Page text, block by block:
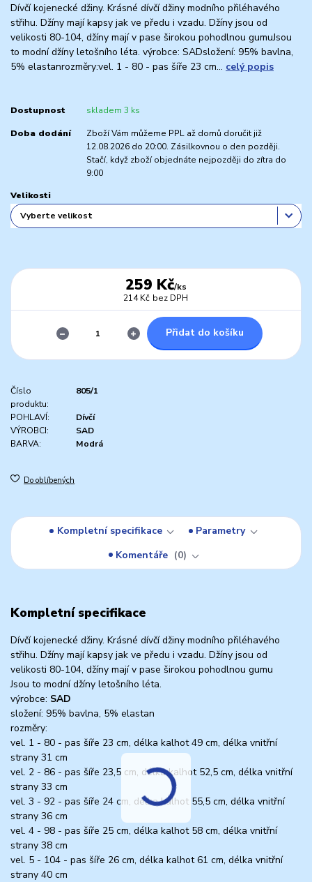
Dívčí kojenecké džiny. Krásné dívčí džiny modního přiléhavého
střihu. Džíny mají kapsy jak ve předu i vzadu. Džíny jsou od
velikosti 80-104, džíny mají v pase širokou pohodlnou gumuJsou
to modní džíny letošního léta. výrobce: SADsložení: 95% bavlna,
5% elastanrozměry:vel. 1 - 80 - pas šíře 23 cm... celý popis
Dostupnost skladem 3 ks
Doba dodání
Zboží Vám můžeme PPL až domů doručit již
12.08.2026 do 20:00. Zásilkovnou o den později.
Stačí, když zboží objednáte nejpozději do zítra do
9:00
Velikosti
259 Kč/ks
214 Kč bez DPH
Přidat do košíku
Číslo
produktu:
805/1
POHLAVÍ:
Dívčí
VÝROBCI:
SAD
BARVA:
Modrá
Do oblíbených
Kompletní specifikace
Parametry
Komentáře
0
Kompletní specifikace
Dívčí kojenecké džiny. Krásné dívčí džiny modního přiléhavého
střihu. Džíny mají kapsy jak ve předu i vzadu. Džíny jsou od
velikosti 80-104, džíny mají v pase širokou pohodlnou gumu
Jsou to modní džíny letošního léta.
výrobce: SAD
složení: 95% bavlna, 5% elastan
rozměry:
vel. 1 - 80 - pas šíře 23 cm, délka kalhot 49 cm, délka vnitřní
strany 31 cm
vel. 2 - 86 - pas šíře 23,5 cm, délka kalhot 52,5 cm, délka vnitřní
strany 33 cm
vel. 3 - 92 - pas šíře 24 cm, délka kalhot 55,5 cm, délka vnitřní
strany 36 cm
vel. 4 - 98 - pas šíře 25 cm, délka kalhot 58 cm, délka vnitřní
strany 38 cm
vel. 5 - 104 - pas šíře 26 cm, délka kalhot 61 cm, délka vnitřní
strany 40 cm